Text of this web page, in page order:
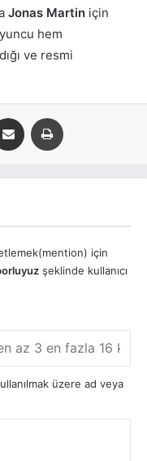
Jonas Martin için
hem
ve resmi
E-posta ile paylaş
için
şeklinde kullanıcı
üzere ad veya